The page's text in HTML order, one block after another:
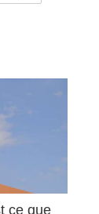
ce que